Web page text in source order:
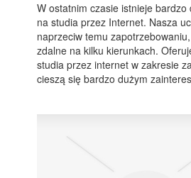
W ostatnim czasie istnieje
na studia przez Internet. Nasza
naprzeciw temu
zdalne na kilku kierunkach.
studia przez internet w zakresie
cieszą się bardzo dużym